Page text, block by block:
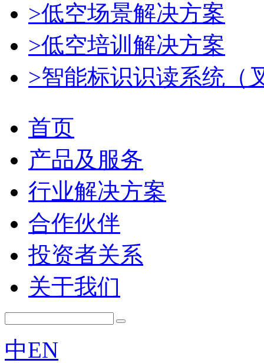
>低空场景解决方案
>低空培训解决方案
>智能标识识读系统（
首页
产品及服务
行业解决方案
合作伙伴
投资者关系
关于我们
中EN